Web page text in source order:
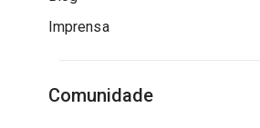
Imprensa
Comunidade